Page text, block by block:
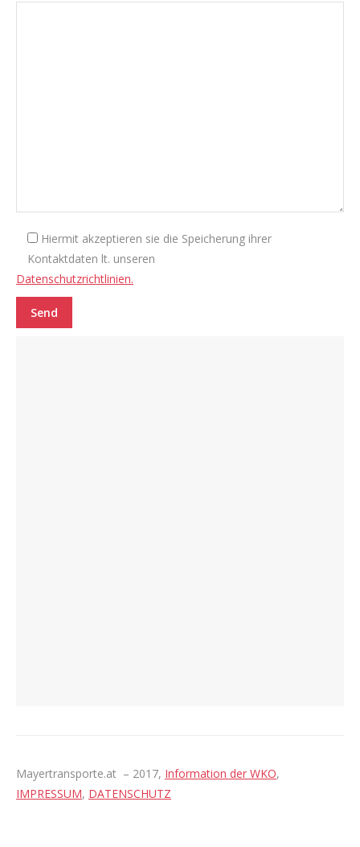
Hiermit akzeptieren sie die Speicherung ihrer
Kontaktdaten lt. unseren
Datenschutzrichtlinien.
Mayertransporte.at – 2017, Information der WKO,
IMPRESSUM, DATENSCHUTZ